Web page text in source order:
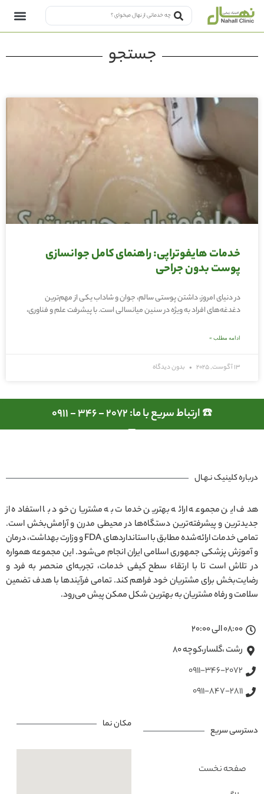
جستجو
خدمات هایفوتراپی: راهنمای کامل جوانسازی
پوست بدون جراحی
در دنیای امروز، داشتن پوستی سالم، جوان و شاداب یکی از مهم‌ترین
دغدغه‌های افراد به ویژه در سنین میانسالی است. با پیشرفت علم و فناوری،
ادامه مطلب »
13 آگوست, 2025 بدون دیدگاه
☎️ ارتباط سریع با ما: 2072 - 346 - 0911
درباره کلینیک نـهـال
هدف این مجموعه ارائه بهترین خدمات به مشتریان خود با استفاده از
جدیدترین و پیشرفته‌ترین دستگاه‌ها در محیطی مدرن و آرامش‌بخش است.
تمامی خدمات ارائه‌شده مطابق با استانداردهای FDA و وزارت بهداشت، درمان
و آموزش پزشکی جمهوری اسلامی ایران انجام می‌شود. این مجموعه همواره
در تلاش است تا با ارتقاء سطح کیفی خدمات، تجربه‌ای منحصر به فرد و
رضایت‌بخش برای مشتریان خود فراهم کند. تمامی فرآیندها با هدف تضمین
سلامت و رفاه مشتریان به بهترین شکل ممکن پیش می‌رود.
08:00 الی 20:00
رشت ،گلسار،کوچه ۸۰
0911-346-2072
0911-847-2811
دسترسی سریع
صفحه نخست
مکان نما